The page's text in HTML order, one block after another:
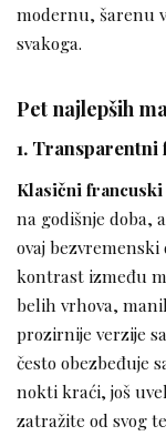
modernu, šarenu
svakoga.
Pet najlepših
1. Transparentni
Klasični
na godišnje doba,
ovaj bezvremenski
kontrast između
belih vrhova,
prozirnije verzije
često obezbeđuje
nokti kraći, još
zatražite od svog